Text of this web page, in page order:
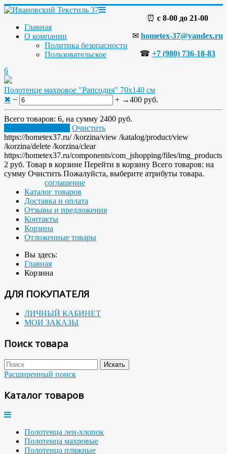
⏰ с 8-00 до 21-00
✉ hometex-37@yandex.ru
☎ +7 (980) 736-18-83
6
Полотенце махровое "Рапсодия" 70x140 см
✖ − + →400 руб.
Всего товаров: 6, на сумму 2400 руб.
Очистить
https://hometex37.ru/ /korzina/view /katalog/product/view
/korzina/delete /korzina/clear
https://hometex37.ru/components/com_jshopping/files/img_products
2 руб. Товар в корзине Перейти в корзину Всего товаров: на
сумму Очистить Пожалуйста, выберите атрибуты товара.
Главная
О компании
Политика безопасности
Пользовательское
соглашение
Каталог товаров
Доставка и оплата
Отзывы и предложения
Контакты
Корзина
Отложенные товары
Вы здесь:
Главная
Корзина
ДЛЯ ПОКУПАТЕЛЯ
ЛИЧНЫЙ КАБИНЕТ
МОИ ЗАКАЗЫ
Поиск товара
Расширенный поиск
Каталог товаров
Полотенца лен-хлопок
Полотенца махровые
Полотенца пляжные